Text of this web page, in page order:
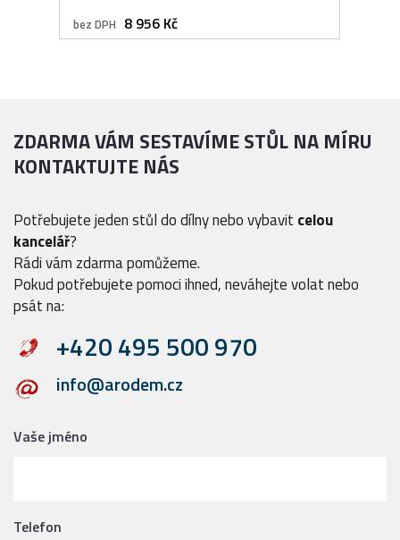
bez DPH 8 956 Kč
ZDARMA VÁM SESTAVÍME STŮL NA MÍRU
KONTAKTUJTE NÁS
Potřebujete jeden stůl do dílny nebo vybavit celou
kancelář?
Rádi vám zdarma pomůžeme.
Pokud potřebujete pomoci ihned, neváhejte volat nebo
psát na:
+420 495 500 970
info@arodem.cz
Vaše jméno
Telefon